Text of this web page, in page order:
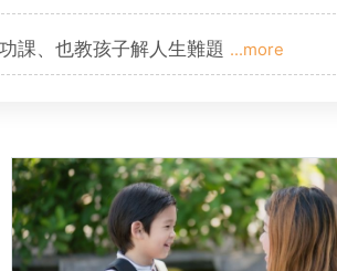
課、也教孩子解人生難題 ...more